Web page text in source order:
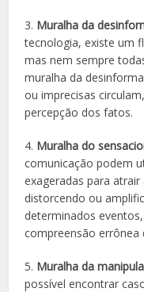
3. Muralha da
tecnologia, existe um
mas nem sempre
muralha da
ou imprecisas
percepção dos fatos.
4. Muralha do
comunicação podem
exageradas para
distorcendo ou
determinados
compreensão errônea
5. Muralha da
possível encontrar